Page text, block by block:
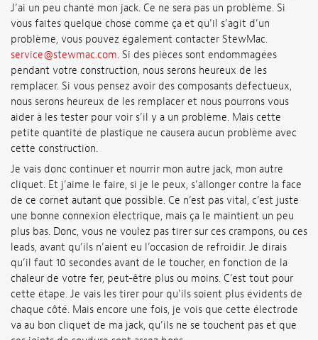
J’ai un peu chanté mon jack. Ce ne sera pas un problème. Si
vous faites quelque chose comme ça et qu’il s’agit d’un
problème, vous pouvez également contacter StewMac.
service@stewmac.com. Si des pièces sont endommagées
pendant votre construction, nous serons heureux de les
remplacer. Si vous pensez avoir des composants défectueux,
nous serons heureux de les remplacer et nous pourrons vous
aider à les tester pour voir s’il y a un problème. Mais cette
petite quantité de plastique ne causera aucun problème avec
cette construction.
Je vais donc continuer et nourrir mon autre jack, mon autre
cliquet. Et j’aime le faire, si je le peux, s’allonger contre la face
de ce cornet autant que possible. Ce n’est pas vital, c’est juste
une bonne connexion électrique, mais ça le maintient un peu
plus bas. Donc, vous ne voulez pas tirer sur ces crampons, ou ces
leads, avant qu’ils n’aient eu l’occasion de refroidir. Je dirais
qu’il faut 10 secondes avant de le toucher, en fonction de la
chaleur de votre fer, peut-être plus ou moins. C’est tout pour
cette étape. Je vais les tirer pour qu'ils soient plus évidents de
chaque côté. Mais encore une fois, je vois que cette électrode
va au bon cliquet de ma jack, qu’ils ne se touchent pas et que